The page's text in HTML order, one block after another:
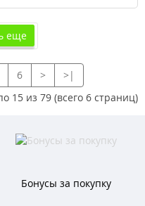
еще
6 >
>|
15 из 79 (всего 6 страниц)
Бонусы за покупку